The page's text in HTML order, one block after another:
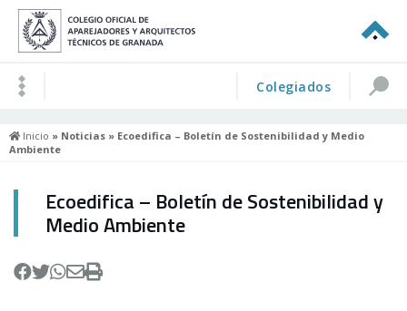
Colegiados
Inicio » Noticias » Ecoedifica – Boletín de Sostenibilidad y Medio
Ambiente
Ecoedifica – Boletín de Sostenibilidad y
Medio Ambiente